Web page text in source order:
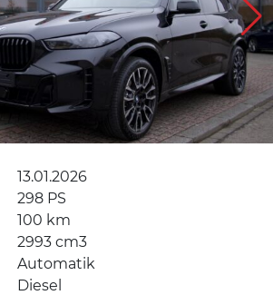
13.01.2026
298 PS
100 km
2993 cm3
Automatik
Diesel